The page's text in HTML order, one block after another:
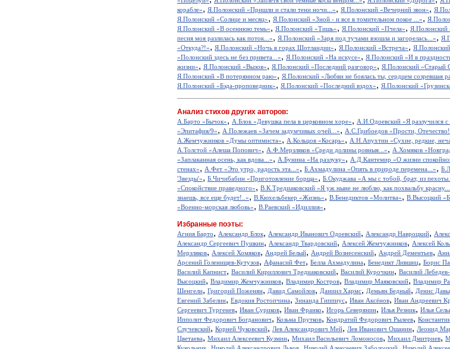
корабле», Я.Полонский «Пришли и стали тени ночи...», Я.Полонский «Вечерний звон»,
Я.Полонский «Солнце и месяц», Я.Полонский «Зной - и все в томительном покое ...»,
Я.Полонский «В осеннюю темь», Я.Полонский «Тишь», Я.Полонский «Пчела», Я.Полонский
песня моя разлилась как поток...», Я.Полонский «Заря под тучами взошла и загорелась...»,
«Откуда?!», Я.Полонский «Ночь в горах Шотландии», Я.Полонский «Встреча»,
«Полонский здесь не без привета...», Я.Полонский «На искусе», Я.Полонский «И в
жизни», Я.Полонский «Вызов», Я.Полонский «Последний разговор», Я.Полонский «Старый
Я.Полонский «В потерянном раю», Я.Полонский «Любви не боялась ты, сердцем созревшая
Я.Полонский «Бэда-проповедник», Я.Полонский «Последний вздох», Я.Полонский
Анализ стихов других авторов:
А.Барто «Бычок», А.Блок «Девушка пела в церковном хоре», А.И.Одоевский «Я разлучился с
«Эпитафия/9», А.Полежаев «Зачем задумчивых очей...», А.С.Грибоедов «Прости,
А.Жемчужников «Думы оптимиста», А.Кольцов «Косарь», А.Н.Апухтин «Сухие, редкие,
А.Толстой «Алеша Попович», А.Ф.Мерзляков «Среди долины ровныя...», А.Хомяков
«Заплаканная осень, как вдова...», А.Бунина «На разлуку», А.Д.Кантемир «О жизни
стенах», А.Фет «Это утро, радость эта...», Б.Ахмадулина «Опять в природе перемена...»,
'Звезды'», Б.Чичибабин «Приготовление борща», Б.Окуджава «А мы с тобой, брат, из
«Спокойствие праведного», В.К.Тредиаковский «Я уж ныне не люблю, как похвальбу
знаешь, все еще будет!..», В.Кюхельбекер «Жизнь», В.Бенедиктов «Молитва», В.Высоцкий
«Военно-морская любовь», В.Раевский «Идиллия»,
Избранные поэты:
Агния Барто, Александр Блок, Александр Иванович Одоевский, Александр Навроцкий,
Александр Сергеевич Пушкин, Александр Твардовский, Алексей Жемчужников, Алексей
Мерзляков, Алексей Хомяков, Андрей Белый, Андрей Вознесенский, Андрей Дементьев,
Арсений Голенищев-Кутузов, Афанасий Фет, Белла Ахмадулина, Бенедикт Лившиц, Борис
Василий Капнист, Василий Кириллович Тредиаковский, Василий Курочкин, Василий
Высоцкий, Владимир Жемчужников, Владимир Костров, Владимир Маяковский, Владимир
Шенгели, Григорий Поженян, Давид Самойлов, Даниил Хармс, Демьян Бедный, Денис
Евгений Забелин, Евдокия Ростопчина, Зинаида Гиппиус, Иван Аксёнов, Иван Андреевич
Сергеевич Тургенев, Иван Суриков, Иван Франко, Игорь Северянин, Илья Резник, Илья
Ипполит Федорович Богданович, Козьма Прутков, Кондратий Федорович Рылеев,
Случевский, Корней Чуковский, Лев Александрович Мей, Лев Иванович Ошанин, Леонид
Цветаева, Михаил Алексеевич Кузмин, Михаил Васильевич Ломоносов, Михаил Дмитриев,